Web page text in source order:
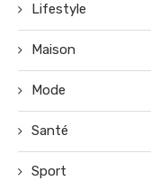
Lifestyle
Maison
Mode
Santé
Sport